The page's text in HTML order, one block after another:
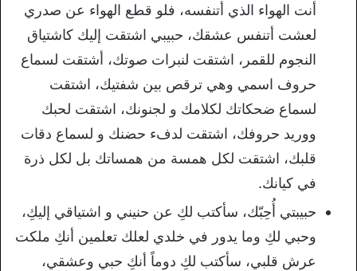
أنت الهواء الذي أتنفسه، فلو قطع الهواء عن صدري
لعشت أتنفس عشقك، حبيبي اشتقت إليك كاشتياق
النجوم للقمر، اشتقت لنبرات صوتك، أشتقت لسماع
حروف اسمي وهي ترقص بين شفتيك، اشتقت
لسماع ضحكاتك لكلامك و لجنونك، اشتقت لحبك
ووريد حروفك، اشتقت لدفء حضنك و لسماع دقات
قلبك، اشتقت لكل همسة من همساتك بل لكل ذرة
في كيانك.
حبيبتي أُحِبّك، سأكتب لكِ عن حنيني و اشتياقي إليكِ،
وحبي لكِ وما يدور في خلدي لعلك تعلمين أنكِ ملكت
عرش قلبي، سأكتب لكِ دوماً أنكِ حبي وعشقي،